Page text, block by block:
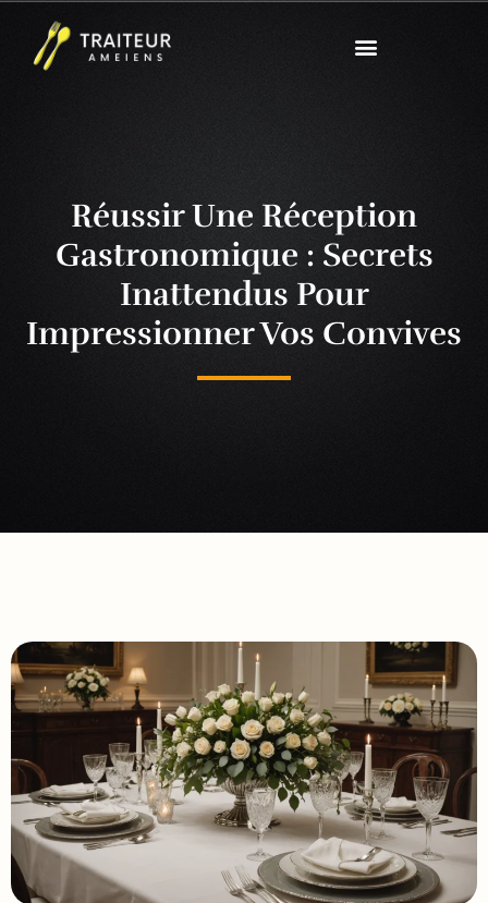
Réussir Une Réception
Gastronomique : Secrets
Inattendus Pour
Impressionner Vos Convives